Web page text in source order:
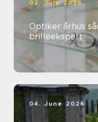
02. July 2026
Optiker århus sådan vælger du den rette
brilleekspert
04. June 2026